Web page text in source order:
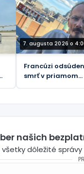
000 barelov
7. augusta 2026 o
Francúzi
smrť v priamom
našich
dôležité